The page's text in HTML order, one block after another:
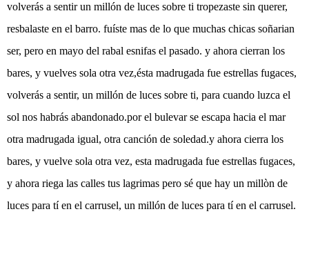
volverás a sentir un millón de luces sobre ti tropezaste sin querer,
resbalaste en el barro. fuíste mas de lo que muchas chicas soñarian
ser, pero en mayo del rabal esnifas el pasado. y ahora cierran los
bares, y vuelves sola otra vez,ésta madrugada fue estrellas fugaces,
volverás a sentir, un millón de luces sobre ti, para cuando luzca el
sol nos habrás abandonado.por el bulevar se escapa hacia el mar
otra madrugada igual, otra canción de soledad.y ahora cierra los
bares, y vuelve sola otra vez, esta madrugada fue estrellas fugaces,
y ahora riega las calles tus lagrimas pero sé que hay un millòn de
luces para tí en el carrusel, un millón de luces para tí en el carrusel.